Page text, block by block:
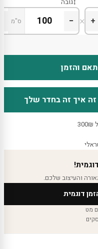
+
×
− ס"מ
והזמן
איך זה בחדר שלך
והעיצוב שלכם.
דוגמית
מט